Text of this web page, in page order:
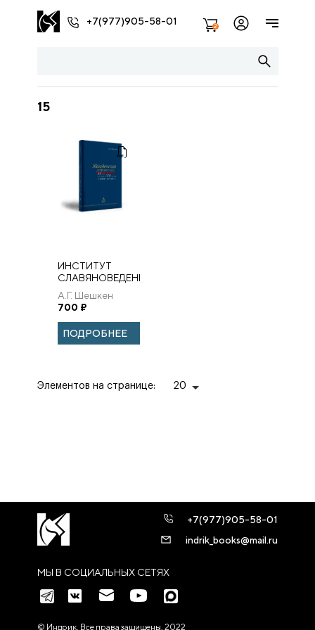
+7(977)905-58-01 2
15
ИНСТИТУТ
СЛАВЯНОВЕДЕНИЯ
РАН Москва
«ИНДРИК» 2022
Македонская
ЛИТЕРАТУРА ХХ
— НАЧАЛА XXI
А.Г. Шешкен
700 ₽
ПОДРОБНЕЕ
Элементов на странице: 20
МЫ В СОЦИАЛЬНЫХ СЕТЯХ
+7(977)905-58-01
indrik_books@mail.ru
© Индрик. Все права защищены, 2022